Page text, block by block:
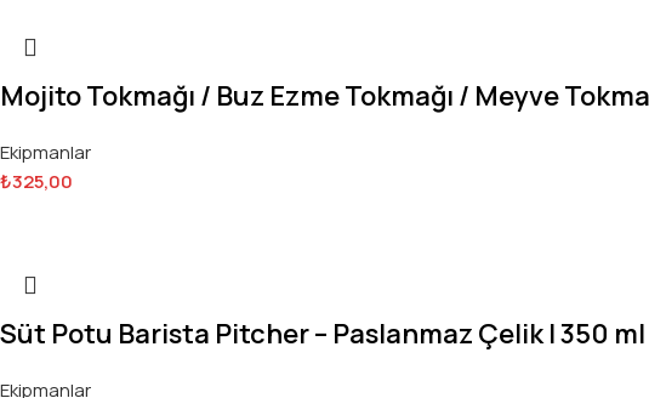
Mojito Tokmağı / Buz Ezme Tokmağı / Meyve
Ekipmanlar
₺325,00
Süt Potu Barista Pitcher – Paslanmaz Çelik | 350 ml
Ekipmanlar